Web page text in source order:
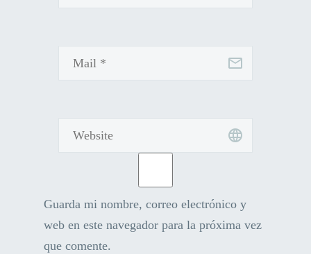
Guarda mi nombre, correo electrónico y
web en este navegador para la próxima vez
que comente.